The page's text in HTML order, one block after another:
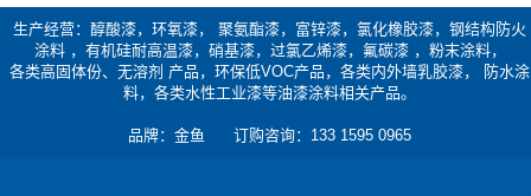
生产经营：醇酸漆，环氧漆， 聚氨酯漆，富锌漆，氯化橡胶漆，钢结构防火
涂料 ，有机硅耐高温漆，硝基漆，过氯乙烯漆，氟碳漆 ，粉末涂料，
各类高固体份、无溶剂 产品，环保低VOC产品，各类内外墙乳胶漆， 防水涂
料，各类水性工业漆等油漆涂料相关产品。
品牌：金鱼 订购咨询：133 1595 0965